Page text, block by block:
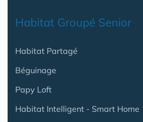
Habitat Groupé Senior
Habitat Partagé
Béguinage
Papy Loft
Habitat Intelligent - Smart Home